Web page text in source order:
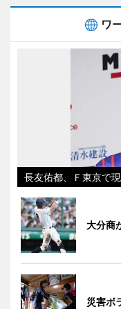
ワ
長友佑都、Ｆ東京で
大分商
災害ボ